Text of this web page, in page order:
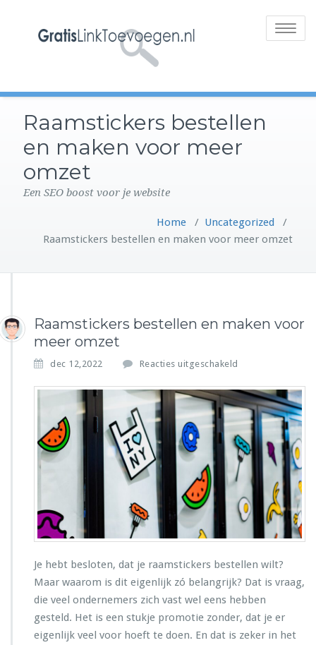
Toggle
Raamstickers bestellen
en maken voor meer
omzet
Een SEO boost voor je website
Home / Uncategorized /
Raamstickers bestellen en maken voor meer omzet
Raamstickers bestellen en maken voor
meer omzet
dec 12,2022 Reacties uitgeschakeld
o
r
R
a
a
m
i
c
r
b
e
s
t
Je hebt besloten, dat je raamstickers bestellen wilt?
Maar waarom is dit eigenlijk zó belangrijk? Dat is vraag,
die veel ondernemers zich vast wel eens hebben
gesteld. Het is een stukje promotie zonder, dat je er
eigenlijk veel voor hoeft te doen. En dat is zeker in het